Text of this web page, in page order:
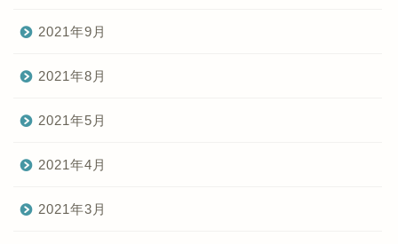
2021年9月
2021年8月
2021年5月
2021年4月
2021年3月